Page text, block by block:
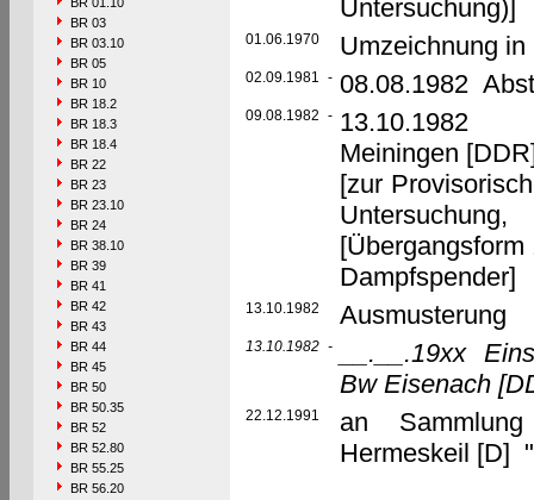
BR 03
BR 03.10
BR 05
BR 10
BR 18.2
BR 18.3
BR 18.4
BR 22
BR 23
BR 23.10
BR 24
BR 38.10
BR 39
BR 41
BR 42
BR 43
BR 44
BR 45
BR 50
BR 50.35
BR 52
BR 52.80
BR 55.25
BR 56.20
Untersuchung)]
01.06.1970 Umzeichnung
02.09.1981 - 08.08.1982
09.08.1982 - 13.10.1982
Meiningen
[zur
Dampfspender]
13.10.1982 Ausmusterung
13.10.1982 - __.__.19xx
Bw Eisenach
22.12.1991
an
Hermeskeil [D]